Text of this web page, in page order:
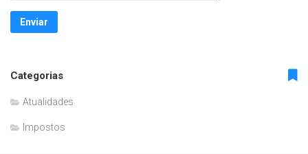
Categorias
Atualidades
Impostos